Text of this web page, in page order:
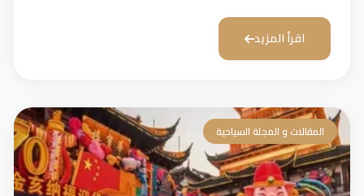
اقرأ المزيد
المقالات و المجلة السياحية